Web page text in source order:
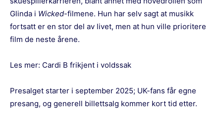
Glinda i Wicked-filmene. Hun har selv sagt at musikk
fortsatt er en stor del av livet, men at hun ville prioritere
film de neste årene.
Les mer: Cardi B frikjent i voldssak
Presalget starter i september 2025; UK-fans får egne
presang, og generell billettsalg kommer kort tid etter.